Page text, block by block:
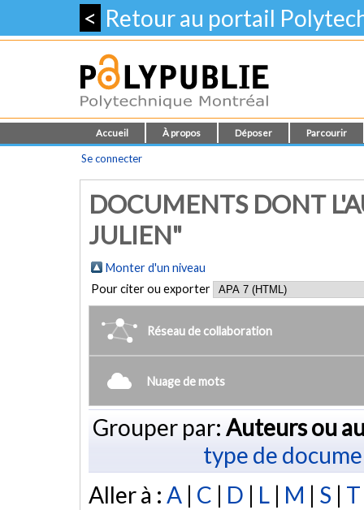
< Retour au portail
Accueil À propos Déposer Parcourir
Se connecter
DOCUMENTS DONT
JULIEN"
Monter d'un niveau
Pour citer ou exporter
Réseau de collaboration
Nuage de mots
Grouper par: Auteurs ou
type de
Aller à : A | C | D | L | M | S | T